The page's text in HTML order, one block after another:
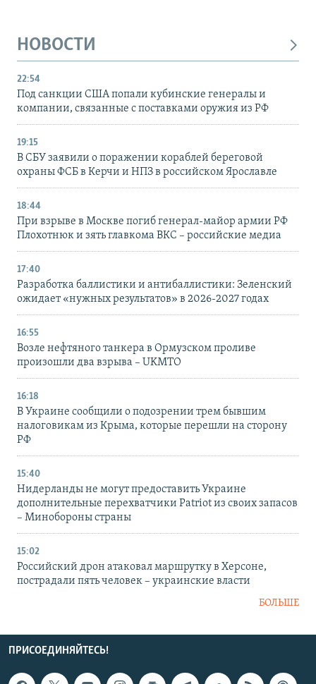
НОВОСТИ
22:54
Под санкции США попали кубинские генералы и
компании, связанные с поставками оружия из РФ
19:15
В СБУ заявили о поражении кораблей береговой
охраны ФСБ в Керчи и НПЗ в российском Ярославле
18:44
При взрыве в Москве погиб генерал-майор армии РФ
Плохотнюк и зять главкома ВКС – российские медиа
17:40
Разработка баллистики и антибаллистики: Зеленский
ожидает «нужных результатов» в 2026-2027 годах
16:55
Возле нефтяного танкера в Ормузском проливе
произошли два взрыва – UKMTO
16:18
В Украине сообщили о подозрении трем бывшим
налоговикам из Крыма, которые перешли на сторону
РФ
15:40
Нидерланды не могут предоставить Украине
дополнительные перехватчики Patriot из своих запасов
– Минобороны страны
15:02
Российский дрон атаковал маршрутку в Херсоне,
пострадали пять человек – украинские власти
БОЛЬШЕ
ПРИСОЕДИНЯЙТЕСЬ!